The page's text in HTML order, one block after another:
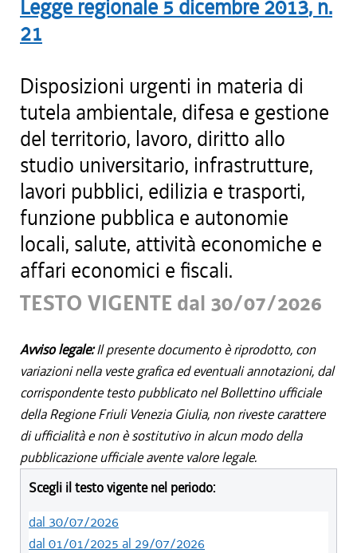
Legge regionale 5 dicembre 2013, n.
21
Disposizioni urgenti in materia di
tutela ambientale, difesa e gestione
del territorio, lavoro, diritto allo
studio universitario, infrastrutture,
lavori pubblici, edilizia e trasporti,
funzione pubblica e autonomie
locali, salute, attività economiche e
affari economici e fiscali.
TESTO VIGENTE dal 30/07/2026
Avviso legale:Il presente documento è riprodotto, con
variazioni nella veste grafica ed eventuali annotazioni, dal
corrispondente testo pubblicato nel Bollettino ufficiale
della Regione Friuli Venezia Giulia, non riveste carattere
di ufficialità e non è sostitutivo in alcun modo della
pubblicazione ufficiale avente valore legale.
Scegli il testo vigente nel periodo:
dal 30/07/2026
dal 01/01/2025 al 29/07/2026